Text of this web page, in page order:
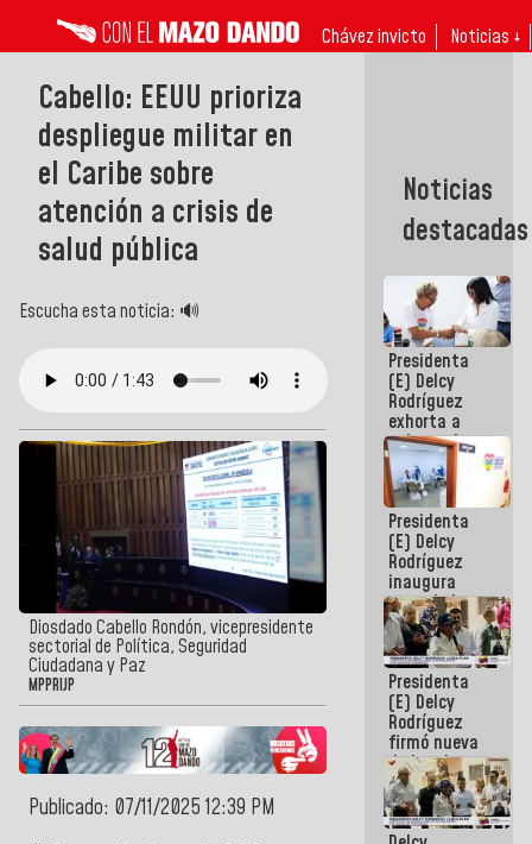
Chávez invicto Noticias ↓
Cabello: EEUU prioriza
despliegue militar en
el Caribe sobre
atención a crisis de
salud pública
Escucha esta noticia: 🔊
Diosdado Cabello Rondón, vicepresidente
sectorial de Política, Seguridad
Ciudadana y Paz
MPPRIJP
Publicado: 07/11/2025 12:39 PM
Noticias
destacadas
Presidenta
(E) Delcy
Rodríguez
exhorta a
gobernadores
y alcaldes a
edificar
casas para
abuelos
Presidenta
(E) Delcy
Rodríguez
inaugura
casa de los
Abuelos
Primavera
en Caracas
Presidenta
(E) Delcy
Rodríguez
firmó nueva
de Ley de
Arrendamiento
aprobada
por la AN